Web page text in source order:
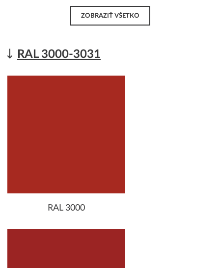
ZOBRAZIŤ VŠETKO
RAL 3000-3031
RAL 3000